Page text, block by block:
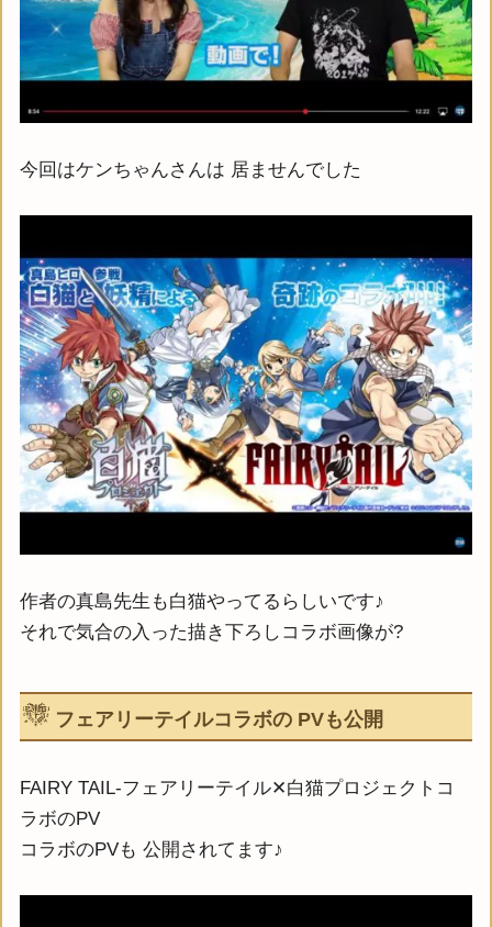
今回はケンちゃんさんは 居ませんでした
作者の真島先生も白猫やってるらしいです♪
それで気合の入った描き下ろしコラボ画像が?
フェアリーテイルコラボの PVも公開
FAIRY TAIL-フェアリーテイル✕白猫プロジェクトコ
ラボのPV
コラボのPVも 公開されてます♪